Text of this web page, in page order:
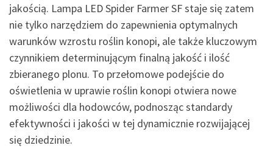
jakością. Lampa LED Spider Farmer SF staje się zatem
nie tylko narzędziem do zapewnienia optymalnych
warunków wzrostu roślin konopi, ale także kluczowym
czynnikiem determinującym finalną jakość i ilość
zbieranego plonu. To przełomowe podejście do
oświetlenia w uprawie roślin konopi otwiera nowe
możliwości dla hodowców, podnosząc standardy
efektywności i jakości w tej dynamicznie rozwijającej
się dziedzinie.